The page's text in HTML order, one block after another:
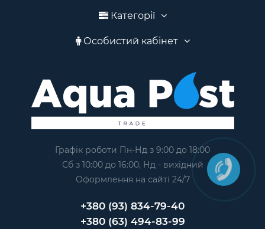
Категорії
Особистий кабінет
Графік роботи Пн-Нд з 9:00 до 18:00
Сб з 10:00 до 16:00, Нд - вихідний
Оформлення на сайтi 24/7
+380 (93) 834-79-40
+380 (63) 494-83-99